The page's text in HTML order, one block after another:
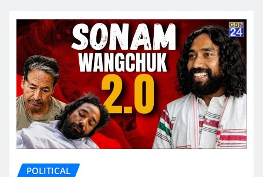
POLITICAL